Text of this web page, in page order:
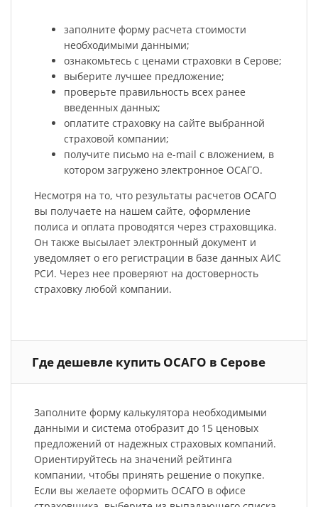
заполните форму расчета стоимости
необходимыми данными;
ознакомьтесь с ценами страховки в Серове;
выберите лучшее предложение;
проверьте правильность всех ранее
введенных данных;
оплатите страховку на сайте выбранной
страховой компании;
получите письмо на e-mail с вложением, в
котором загружено электронное ОСАГО.
Несмотря на то, что результаты расчетов ОСАГО
вы получаете на нашем сайте, оформление
полиса и оплата проводятся через страховщика.
Он также высылает электронный документ и
уведомляет о его регистрации в базе данных АИС
РСИ. Через нее проверяют на достоверность
страховку любой компании.
Где дешевле купить ОСАГО в Серове
Заполните форму калькулятора необходимыми
данными и система отобразит до 15 ценовых
предложений от надежных страховых компаний.
Ориентируйтесь на значений рейтинга
компании, чтобы принять решение о покупке.
Если вы желаете оформить ОСАГО в офисе